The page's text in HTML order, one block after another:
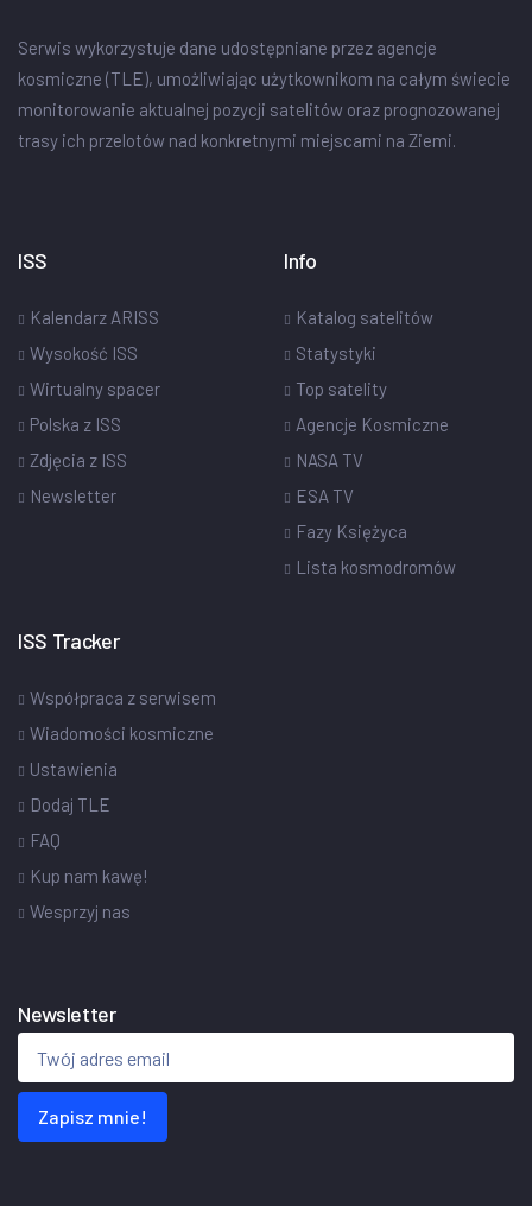
Serwis wykorzystuje dane udostępniane przez agencje
kosmiczne (TLE), umożliwiając użytkownikom na całym świecie
monitorowanie aktualnej pozycji satelitów oraz prognozowanej
trasy ich przelotów nad konkretnymi miejscami na Ziemi.
ISS
Kalendarz ARISS
Wysokość ISS
Wirtualny spacer
Polska z ISS
Zdjęcia z ISS
Newsletter
Info
Katalog satelitów
Statystyki
Top satelity
Agencje Kosmiczne
NASA TV
ESA TV
Fazy Księżyca
Lista kosmodromów
ISS Tracker
Współpraca z serwisem
Wiadomości kosmiczne
Ustawienia
Dodaj TLE
FAQ
Kup nam kawę!
Wesprzyj nas
Newsletter
Zapisz mnie!